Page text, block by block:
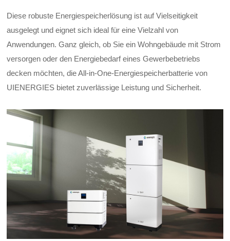
Diese robuste Energiespeicherlösung ist auf Vielseitigkeit
ausgelegt und eignet sich ideal für eine Vielzahl von
Anwendungen. Ganz gleich, ob Sie ein Wohngebäude mit Strom
versorgen oder den Energiebedarf eines Gewerbebetriebs
decken möchten, die All-in-One-Energiespeicherbatterie von
UIENERGIES bietet zuverlässige Leistung und Sicherheit.